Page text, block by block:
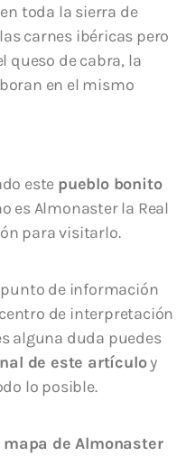
toda la sierra de
carnes ibéricas pero
queso de cabra, la
en el mismo
este pueblo bonito
es Almonaster la Real
para visitarlo.
de información
de interpretación
alguna duda puedes
de este artículoy
lo posible.
mapa de Almonaster